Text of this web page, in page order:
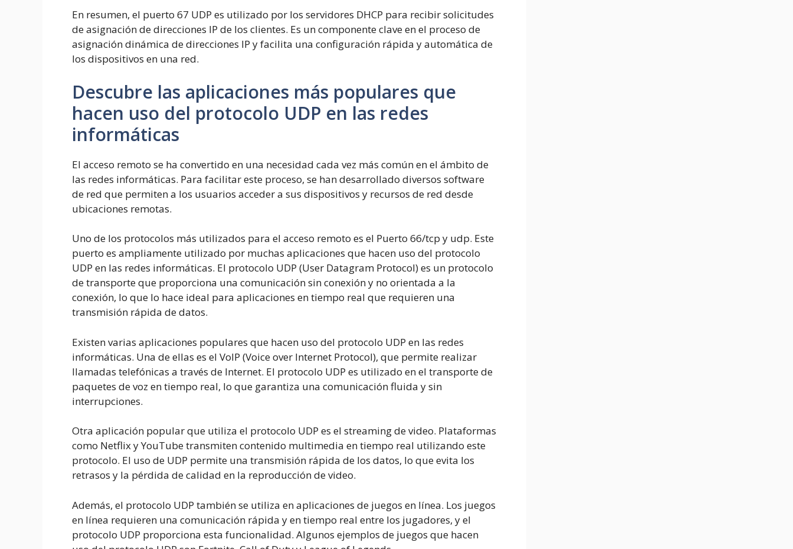
En resumen, el puerto 67 UDP es utilizado por los servidores DHCP para recibir solicitudes
de asignación de direcciones IP de los clientes. Es un componente clave en el proceso de
asignación dinámica de direcciones IP y facilita una configuración rápida y automática de
los dispositivos en una red.
Descubre las aplicaciones más populares que
hacen uso del protocolo UDP en las redes
informáticas
El acceso remoto se ha convertido en una necesidad cada vez más común en el ámbito de
las redes informáticas. Para facilitar este proceso, se han desarrollado diversos software
de red que permiten a los usuarios acceder a sus dispositivos y recursos de red desde
ubicaciones remotas.
Uno de los protocolos más utilizados para el acceso remoto es el Puerto 66/tcp y udp. Este
puerto es ampliamente utilizado por muchas aplicaciones que hacen uso del protocolo
UDP en las redes informáticas. El protocolo UDP (User Datagram Protocol) es un protocolo
de transporte que proporciona una comunicación sin conexión y no orientada a la
conexión, lo que lo hace ideal para aplicaciones en tiempo real que requieren una
transmisión rápida de datos.
Existen varias aplicaciones populares que hacen uso del protocolo UDP en las redes
informáticas. Una de ellas es el VoIP (Voice over Internet Protocol), que permite realizar
llamadas telefónicas a través de Internet. El protocolo UDP es utilizado en el transporte de
paquetes de voz en tiempo real, lo que garantiza una comunicación fluida y sin
interrupciones.
Otra aplicación popular que utiliza el protocolo UDP es el streaming de video. Plataformas
como Netflix y YouTube transmiten contenido multimedia en tiempo real utilizando este
protocolo. El uso de UDP permite una transmisión rápida de los datos, lo que evita los
retrasos y la pérdida de calidad en la reproducción de video.
Además, el protocolo UDP también se utiliza en aplicaciones de juegos en línea. Los juegos
en línea requieren una comunicación rápida y en tiempo real entre los jugadores, y el
protocolo UDP proporciona esta funcionalidad. Algunos ejemplos de juegos que hacen